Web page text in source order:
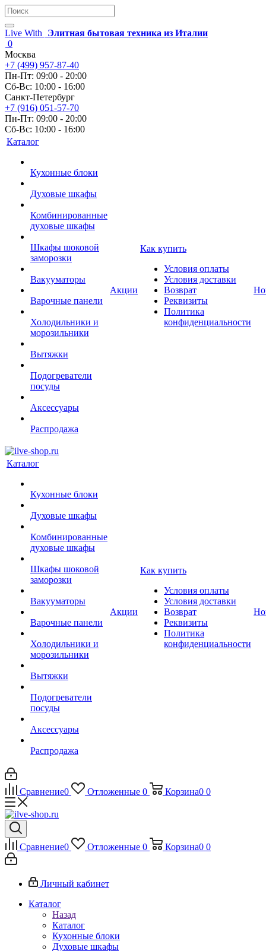
Live With
Элитная бытовая техника из Италии
0
Москва
+7 (499) 957-87-40
Пн-Пт: 09:00 - 20:00
Сб-Вс: 10:00 - 16:00
Санкт-Петербург
+7 (916) 051-57-70
Пн-Пт: 09:00 - 20:00
Сб-Вс: 10:00 - 16:00
Каталог
Кухонные блоки
Духовые шкафы
Комбинированные
духовые шкафы
Шкафы шоковой
заморозки
Вакууматоры
Варочные панели
Холодильники и
морозильники
Вытяжки
Подогреватели
посуды
Аксессуары
Распродажа
Акции
Как купить
Условия оплаты
Условия доставки
Возврат
Реквизиты
Политика
конфиденциальности
Каталог
Кухонные блоки
Духовые шкафы
Комбинированные
духовые шкафы
Шкафы шоковой
заморозки
Вакууматоры
Варочные панели
Холодильники и
морозильники
Вытяжки
Подогреватели
посуды
Аксессуары
Распродажа
Акции
Как купить
Условия оплаты
Условия доставки
Возврат
Реквизиты
Политика
конфиденциальности
Сравнение0 Отложенные 0 Корзина0 0
Сравнение0 Отложенные 0 Корзина0 0
Личный кабинет
Каталог
Назад
Каталог
Кухонные блоки
Духовые шкафы